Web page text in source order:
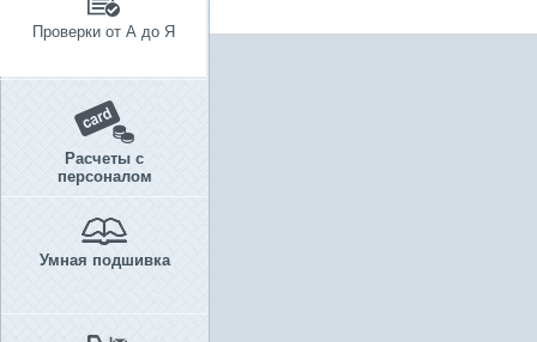
Проверки от А до Я
Расчеты с
персоналом
Умная подшивка